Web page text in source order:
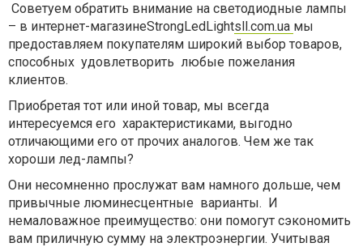
Советуем обратить внимание на светодиодные лампы
– в интернет-магазинеStrongLedLightsll.com.ua мы
предоставляем покупателям широкий выбор товаров,
способных удовлетворить любые пожелания
клиентов.
Приобретая тот или иной товар, мы всегда
интересуемся его характеристиками, выгодно
отличающими его от прочих аналогов. Чем же так
хороши лед-лампы?
Они несомненно прослужат вам намного дольше, чем
привычные люминесцентные варианты. И
немаловажное преимущество: они помогут сэкономить
вам приличную сумму на электроэнергии. Учитывая